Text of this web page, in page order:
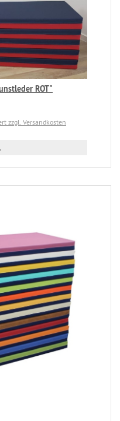
ROT"
zzgl. Versandkosten